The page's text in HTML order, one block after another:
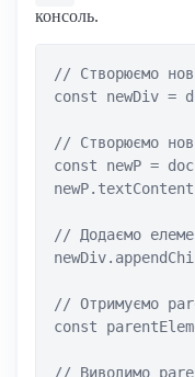
консоль.
// Створюємо
const newDiv =
// Створюємо
const newP =
// Додаємо
// Отримуємо
const
// Виводимо